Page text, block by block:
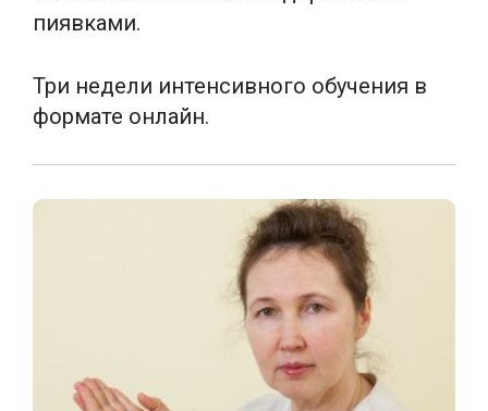
пиявками.
Три недели интенсивного обучения в
формате онлайн.